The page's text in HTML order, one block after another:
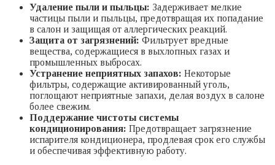
Удаление пыли и пыльцы: Задерживает мелкие
частицы пыли и пыльцы, предотвращая их попадание
в салон и защищая от аллергических реакций.
Защита от загрязнений: Фильтрует вредные
вещества, содержащиеся в выхлопных газах и
промышленных выбросах.
Устранение неприятных запахов: Некоторые
фильтры, содержащие активированный уголь,
поглощают неприятные запахи, делая воздух в салоне
более свежим.
Поддержание чистоты системы
кондиционирования: Предотвращает загрязнение
испарителя кондиционера, продлевая срок его службы
и обеспечивая эффективную работу.